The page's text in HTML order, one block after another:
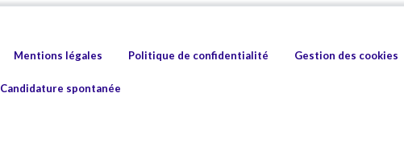
Mentions légales Politique de confidentialité Gestion des cookies
Candidature spontanée